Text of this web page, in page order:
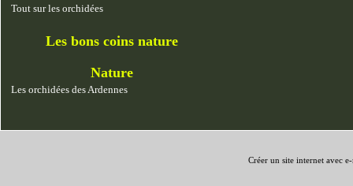
Tout sur les orchidées
Les bons coins nature
Nature
Les orchidées des Ardennes
Créer un site internet avec